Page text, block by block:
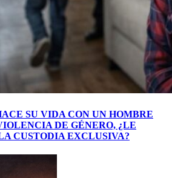
SU VIDA CON UN HOMBRE
DE GÉNERO, ¿LE
CUSTODIA EXCLUSIVA?